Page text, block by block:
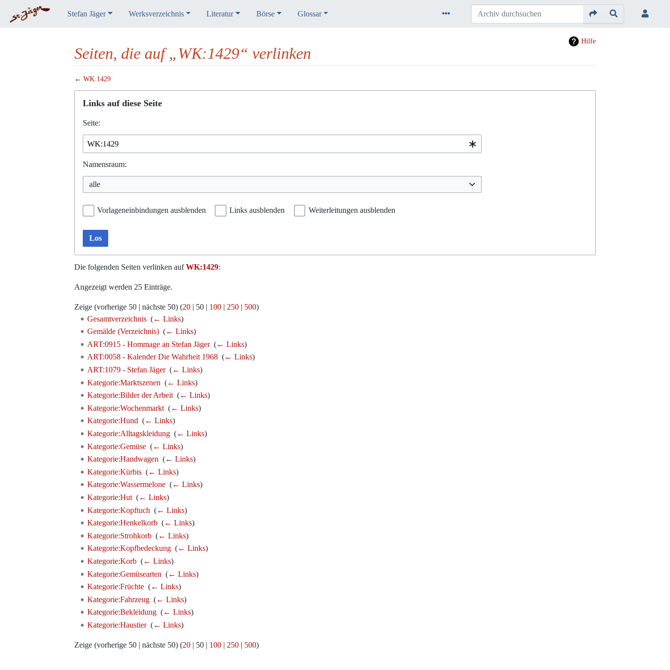
Stefan Jäger Werksverzeichnis Literatur Börse Glossar
Hilfe
Seiten, die auf „WK:1429“ verlinken
← WK:1429
Wechseln zu:Navigation,Suche
Links auf diese Seite
Seite:
Namensraum:
alle
Vorlageneinbindungen ausblenden Links ausblenden Weiterleitungen ausblenden
Los
Die folgenden Seiten verlinken aufWK:1429:
Angezeigt werden 25 Einträge.
Zeige (vorherige 50 | nächste 50) (20 | 50 | 100 | 250 | 500)
Gesamtverzeichnis‎ (← Links)
Gemälde (Verzeichnis)‎ (← Links)
ART:0915 - Hommage an Stefan Jäger‎ (← Links)
ART:0058 - Kalender Die Wahrheit 1968‎ (← Links)
ART:1079 - Stefan Jäger‎ (← Links)
Kategorie:Marktszenen (← Links)
Kategorie:Bilder der Arbeit‎ (← Links)
Kategorie:Wochenmarkt‎ (← Links)
Kategorie:Hund‎ (← Links)
Kategorie:Alltagskleidung‎ (← Links)
Kategorie:Gemüse‎ (← Links)
Kategorie:Handwagen (← Links)
Kategorie:Kürbis‎ (← Links)
Kategorie:Wassermelone‎ (← Links)
Kategorie:Hut‎ (← Links)
Kategorie:Kopftuch (← Links)
Kategorie:Henkelkorb‎ (← Links)
Kategorie:Strohkorb‎ (← Links)
Kategorie:Kopfbedeckung‎ (← Links)
Kategorie:Korb‎ (← Links)
Kategorie:Gemüsearten (← Links)
Kategorie:Früchte‎ (← Links)
Kategorie:Fahrzeug‎ (← Links)
Kategorie:Bekleidung‎ (← Links)
Kategorie:Haustier‎ (← Links)
Zeige (vorherige 50 | nächste 50) (20 | 50 | 100 | 250 | 500)